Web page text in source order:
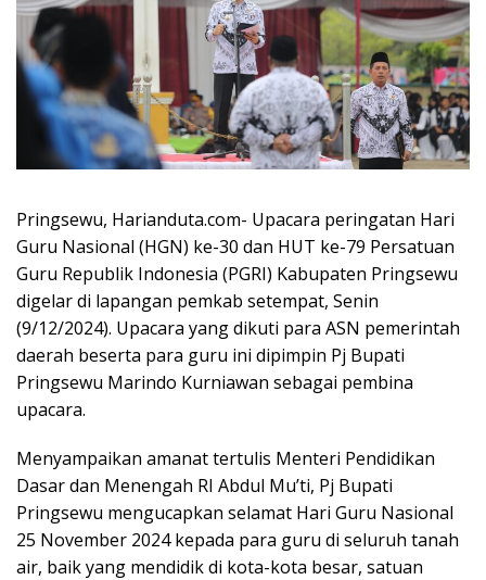
Pringsewu, Harianduta.com- Upacara peringatan Hari
Guru Nasional (HGN) ke-30 dan HUT ke-79 Persatuan
Guru Republik Indonesia (PGRI) Kabupaten Pringsewu
digelar di lapangan pemkab setempat, Senin
(9/12/2024). Upacara yang dikuti para ASN pemerintah
daerah beserta para guru ini dipimpin Pj Bupati
Pringsewu Marindo Kurniawan sebagai pembina
upacara.
Menyampaikan amanat tertulis Menteri Pendidikan
Dasar dan Menengah RI Abdul Mu’ti, Pj Bupati
Pringsewu mengucapkan selamat Hari Guru Nasional
25 November 2024 kepada para guru di seluruh tanah
air, baik yang mendidik di kota-kota besar, satuan